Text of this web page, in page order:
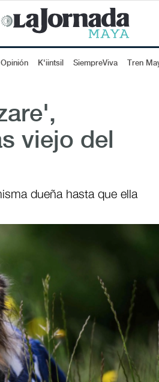
Opinión K'iintsil SiempreViva Tren
viejo del
dueña hasta que ella